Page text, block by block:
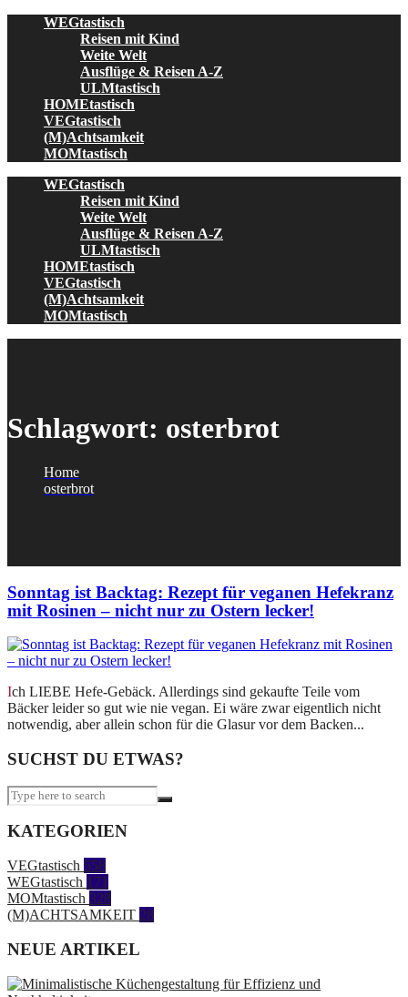
WEGtastisch
Reisen mit Kind
Weite Welt
Ausflüge & Reisen A-Z
ULMtastisch
HOMEtastisch
VEGtastisch
(M)Achtsamkeit
MOMtastisch
WEGtastisch
Reisen mit Kind
Weite Welt
Ausflüge & Reisen A-Z
ULMtastisch
HOMEtastisch
VEGtastisch
(M)Achtsamkeit
MOMtastisch
Schlagwort: osterbrot
Home
osterbrot
Sonntag ist Backtag: Rezept für veganen Hefekranz
mit Rosinen – nicht nur zu Ostern lecker!
Ich LIEBE Hefe-Gebäck. Allerdings sind gekaufte Teile vom
Bäcker leider so gut wie nie vegan. Ei wäre zwar eigentlich nicht
notwendig, aber allein schon für die Glasur vor dem Backen...
SUCHST DU ETWAS?
KATEGORIEN
VEGtastisch 558
WEGtastisch 171
MOMtastisch 328
(M)ACHTSAMKEIT 28
NEUE ARTIKEL